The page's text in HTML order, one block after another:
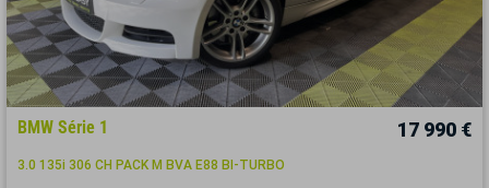
BMW Série 1 17 990 €
3.0 135i 306 CH PACK M BVA E88 BI-TURBO